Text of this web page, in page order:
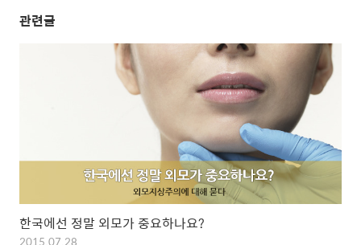
관련글
한국에선 정말 외모가 중요하나요?
2015.07.28